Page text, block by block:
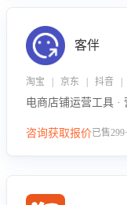
客伴
淘宝 | 京东 | 抖音 |
电商店铺运营工具 ·
咨询获取报价已售